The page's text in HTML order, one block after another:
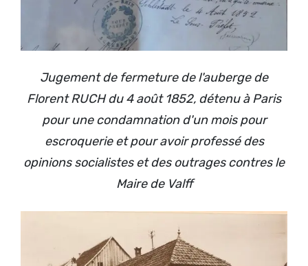
Jugement de fermeture de l'auberge de
Florent RUCH du 4 août 1852, détenu à Paris
pour une condamnation d'un mois pour
escroquerie et pour avoir professé des
opinions socialistes et des outrages contres le
Maire de Valff